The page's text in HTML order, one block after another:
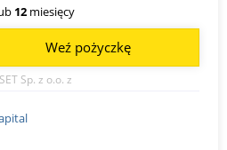
12 miesięcy
Sp. z o.o. z
Weź pożyczkę